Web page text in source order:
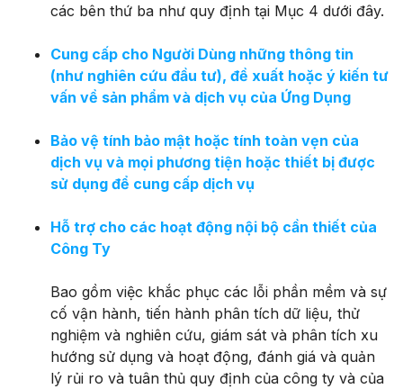
các bên thứ ba như quy định tại Mục 4 dưới đây.
Cung cấp cho Người Dùng những thông tin
(như nghiên cứu đầu tư), đề xuất hoặc ý kiến tư
vấn về sản phẩm và dịch vụ của Ứng Dụng
Bảo vệ tính bảo mật hoặc tính toàn vẹn của
dịch vụ và mọi phương tiện hoặc thiết bị được
sử dụng để cung cấp dịch vụ
Hỗ trợ cho các hoạt động nội bộ cần thiết của
Công Ty
Bao gồm việc khắc phục các lỗi phần mềm và sự
cố vận hành, tiến hành phân tích dữ liệu, thử
nghiệm và nghiên cứu, giám sát và phân tích xu
hướng sử dụng và hoạt động, đánh giá và quản
lý rủi ro và tuân thủ quy định của công ty và của